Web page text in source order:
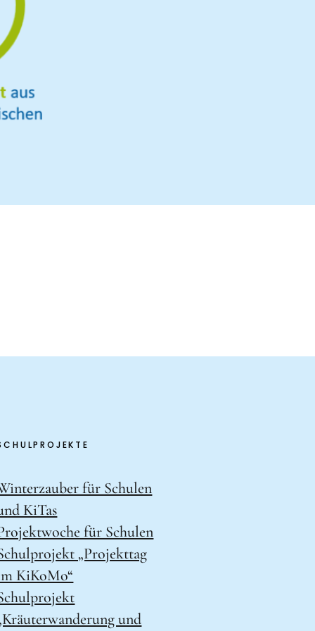
für Schulen
KiTas
für Schulen
„Projekttag
KiKoMo“
und